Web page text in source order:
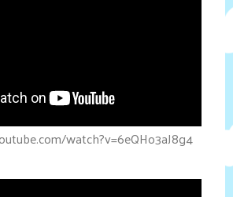
watch?v=6eQHo3aJ8g4